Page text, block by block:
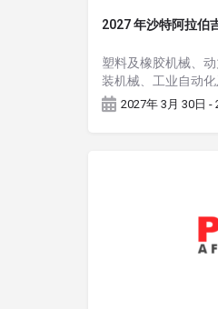
2027 年沙特阿拉伯
塑料及橡胶机械、
装机械、工业自动
铝机械2027年 3月 30日 -